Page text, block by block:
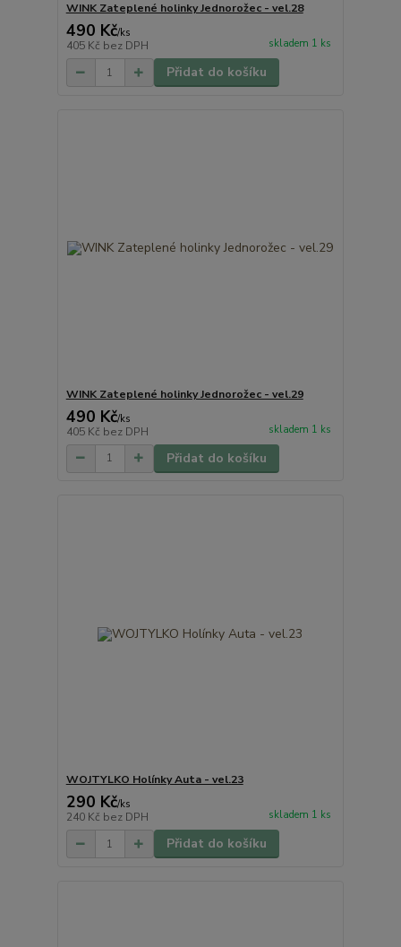
WINK Zateplené holinky Jednorožec - vel.28
490 Kč/ks
405 Kč bez DPH skladem 1 ks
Přidat do košíku
WINK Zateplené holinky Jednorožec - vel.29
490 Kč/ks
405 Kč bez DPH skladem 1 ks
Přidat do košíku
WOJTYLKO Holínky Auta - vel.23
290 Kč/ks
240 Kč bez DPH skladem 1 ks
Přidat do košíku